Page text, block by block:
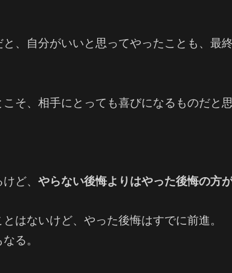
、自分がいいと思ってやったことも、最
そ、相手にとっても喜びになるものだと思
ど、 やらない後悔よりはやった後悔の方
はないけど、やった後悔はすでに前進。
る。